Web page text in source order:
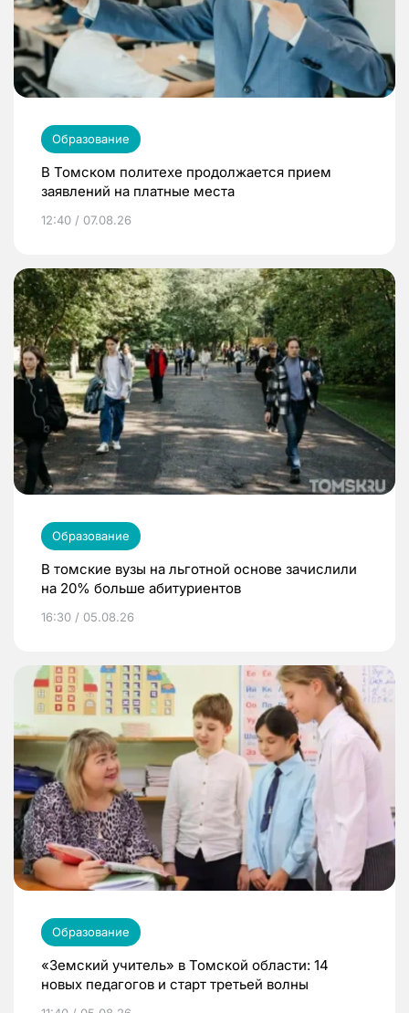
Образование
В Томском политехе продолжается прием
заявлений на платные места
12:40 / 07.08.26
Образование
В томские вузы на льготной основе зачислили
на 20% больше абитуриентов
16:30 / 05.08.26
Образование
«Земский учитель» в Томской области: 14
новых педагогов и старт третьей волны